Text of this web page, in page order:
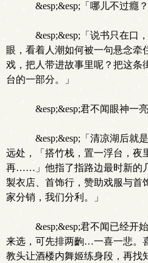
&esp;&esp;「哪儿不过癮
&esp;&esp;「说书只在口
眼，看着人潮如何被一句悬念牵
戏，把人带进故事里呢？把这条
台的一部分。」
&esp;&esp;君不闻眼神一
&esp;&esp;「清凉湖后就
远处，「搭竹栈，置一浮台，夜
再……」他指了指路边最时新的
製衣店、首饰行，赞助戏服与首
家分销，我们分利。」
&esp;&esp;君不闻已经开
来选，可先排两齣…一喜一悲。
教头让酒楼内舞姬练身段，再找